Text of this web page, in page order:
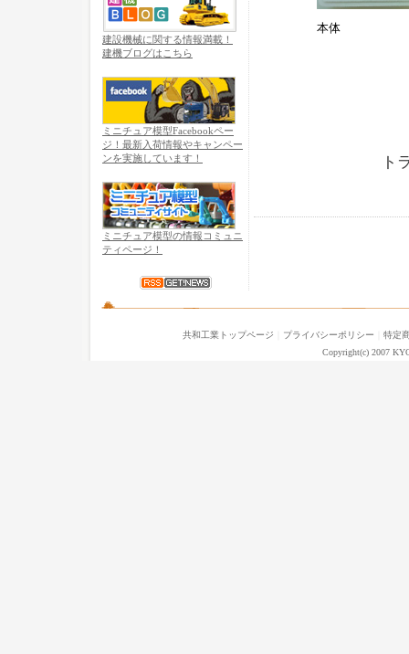
建設機械に関する情報満載！
建機ブログはこちら
ミニチュア模型Facebookペー
ジ！最新入荷情報やキャンペー
ンを実施しています！
ミニチュア模型の情報コミュニ
ティページ！
本体
ト
共和工業トップページ プライバシーポリシー
特定
Copyright(c) 2007